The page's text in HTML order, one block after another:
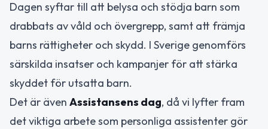
Dagen syftar till att belysa och stödja barn som
drabbats av våld och övergrepp, samt att främja
barns rättigheter och skydd. I Sverige genomförs
särskilda insatser och kampanjer för att stärka
skyddet för utsatta barn.
Det är även Assistansens dag, då vi lyfter fram
det viktiga arbete som personliga assistenter gör